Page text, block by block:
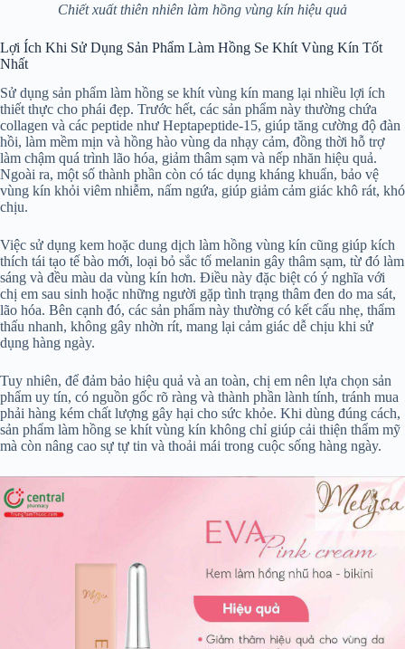
Chiết xuất thiên nhiên làm hồng vùng kín hiệu quả
Lợi Ích Khi Sử Dụng Sản Phẩm Làm Hồng Se Khít Vùng Kín Tốt
Nhất
Sử dụng sản phẩm làm hồng se khít vùng kín mang lại nhiều lợi ích
thiết thực cho phái đẹp. Trước hết, các sản phẩm này thường chứa
collagen và các peptide như Heptapeptide-15, giúp tăng cường độ đàn
hồi, làm mềm mịn và hồng hào vùng da nhạy cảm, đồng thời hỗ trợ
làm chậm quá trình lão hóa, giảm thâm sạm và nếp nhăn hiệu quả.
Ngoài ra, một số thành phần còn có tác dụng kháng khuẩn, bảo vệ
vùng kín khỏi viêm nhiễm, nấm ngứa, giúp giảm cảm giác khô rát, khó
chịu.
Việc sử dụng kem hoặc dung dịch làm hồng vùng kín cũng giúp kích
thích tái tạo tế bào mới, loại bỏ sắc tố melanin gây thâm sạm, từ đó làm
sáng và đều màu da vùng kín hơn. Điều này đặc biệt có ý nghĩa với
chị em sau sinh hoặc những người gặp tình trạng thâm đen do ma sát,
lão hóa. Bên cạnh đó, các sản phẩm này thường có kết cấu nhẹ, thẩm
thấu nhanh, không gây nhờn rít, mang lại cảm giác dễ chịu khi sử
dụng hàng ngày.
Tuy nhiên, để đảm bảo hiệu quả và an toàn, chị em nên lựa chọn sản
phẩm uy tín, có nguồn gốc rõ ràng và thành phần lành tính, tránh mua
phải hàng kém chất lượng gây hại cho sức khỏe. Khi dùng đúng cách,
sản phẩm làm hồng se khít vùng kín không chỉ giúp cải thiện thẩm mỹ
mà còn nâng cao sự tự tin và thoải mái trong cuộc sống hàng ngày.